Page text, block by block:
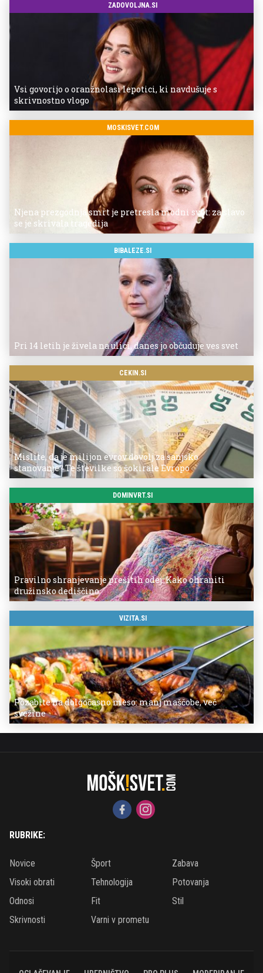
ZADOVOLJNA.SI
Vsi govorijo o oranžnolasi lepotici, ki navdušuje s
skrivnostno vlogo
MOSKISVET.COM
Njena prezgodnja smrt je pretresla modni svet: za slavo
se je skrivala tragedija
BIBALEZE.SI
Pri 14 letih je živela na ulici, danes jo občuduje ves svet
CEKIN.SI
Mislite, da je milijon evrov dovolj za sanjsko
stanovanje? Te številke so šokirale Evropo
DOMINVRT.SI
Pravilno shranjevanje prešitih odej: Kako ohraniti
družinsko dediščino
VIZITA.SI
Pozabite na dolgočasno meso: manj maščobe, več
svežine
RUBRIKE:
Novice Šport
Zabava
Visoki obrati
Tehnologija
Potovanja
Odnosi
Fit
Stil
Skrivnosti
Varni v prometu